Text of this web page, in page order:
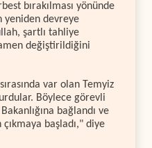
bırakılması yönünde
yeniden devreye
şartlı tahliye
değiştirildiğini
var olan Temyiz
Böylece görevli
bağlandı ve
başladı," diye